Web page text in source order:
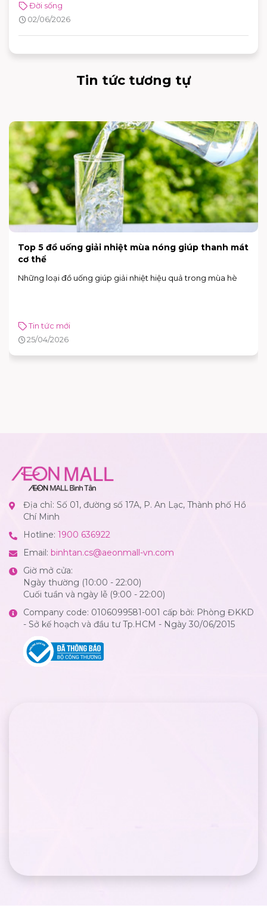
AEON MALL Bình Tân là điểm đến rất phù hợp cho cả gia
đình, nhóm bạn lẫn các buổi hẹn hò cuối tuần.
Đời sống
02/06/2026
Tin tức tương tự
30/4 – 1/5 đi chơi ở đâu Sài Gòn?
Gợi ý các điểm vui chơi, mua sắm, giải trí dịp lễ.
Tin tức mới
25/04/2026
Địa chỉ: Số 01, đường số 17A, P. An Lạc, Thành phố Hồ
Chí Minh
Hotline: 1900 636922
Email: binhtan.cs@aeonmall-vn.com
Giờ mở cửa:
Ngày thường (10:00 - 22:00)
Cuối tuần và ngày lễ (9:00 - 22:00)
Company code: 0106099581-001 cấp bởi: Phòng ĐKKD
- Sở kế hoạch và đầu tư Tp.HCM - Ngày 30/06/2015